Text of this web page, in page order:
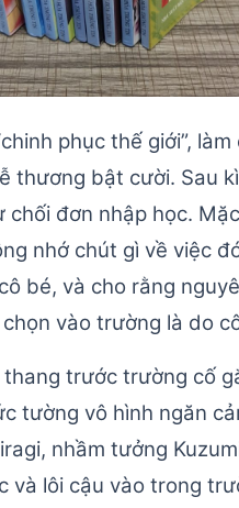
phục thế giới”, làm
thương bật cười. Sau
đơn nhập học.
nhớ chút gì về việc
bé, và cho rằng
vào trường là do
thang trước trường cố
tường vô hình ngăn
nhầm tưởng
và lôi cậu vào trong